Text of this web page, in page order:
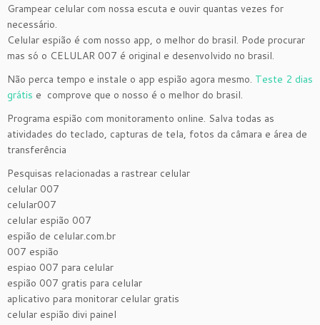
Grampear celular com nossa escuta e ouvir quantas vezes for
necessário.
Celular espião é com nosso app, o melhor do brasil. Pode procurar
mas só o CELULAR 007 é original e desenvolvido no brasil.
Não perca tempo e instale o app espião agora mesmo. Teste 2 dias
grátis e comprove que o nosso é o melhor do brasil.
Programa espião com monitoramento online. Salva todas as
atividades do teclado, capturas de tela, fotos da câmara e área de
transferência
Pesquisas relacionadas a rastrear celular
celular 007
celular007
celular espião 007
espião de celular.com.br
007 espião
espiao 007 para celular
espião 007 gratis para celular
aplicativo para monitorar celular gratis
celular espião divi painel